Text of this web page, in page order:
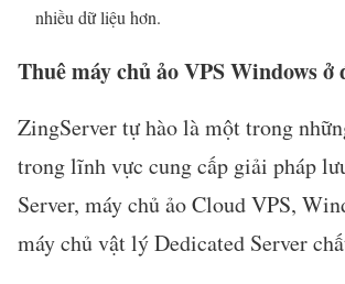
nhiều dữ liệu hơn.
Thuê máy chủ ảo VPS Windows ở
ZingServer tự hào là một trong
trong lĩnh vực cung cấp giải pháp
Server, máy chủ ảo Cloud VPS,
máy chủ vật lý Dedicated Server